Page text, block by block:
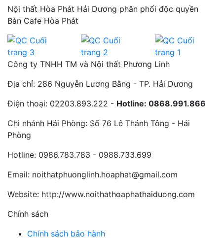
Nội thất Hòa Phát Hải Dương phân phối độc quyền
Bàn Cafe Hòa Phát
Công ty TNHH TM và Nội thất Phương Linh
Địa chỉ: 286 Nguyễn Lương Bằng - TP. Hải Dương
Điện thoại: 02203.893.222 - Hotline: 0868.991.866
Chi nhánh Hải Phòng: Số 76 Lê Thánh Tông - Hải
Phòng
Hotline: 0986.783.783 - 0988.733.699
Email: noithatphuonglinh.hoaphat@gmail.com
Website: http://www.noithathoaphathaiduong.com
Chính sách
Chính sách bảo hành